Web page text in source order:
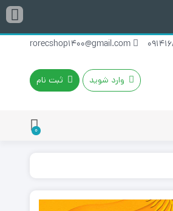
rorecshop1400@gmail.com
وارد شوید ثبت نام
0